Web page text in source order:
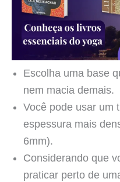
Escolha uma base
nem macia demais.
Você pode usar um
espessura mais
6mm).
Considerando que
praticar perto de